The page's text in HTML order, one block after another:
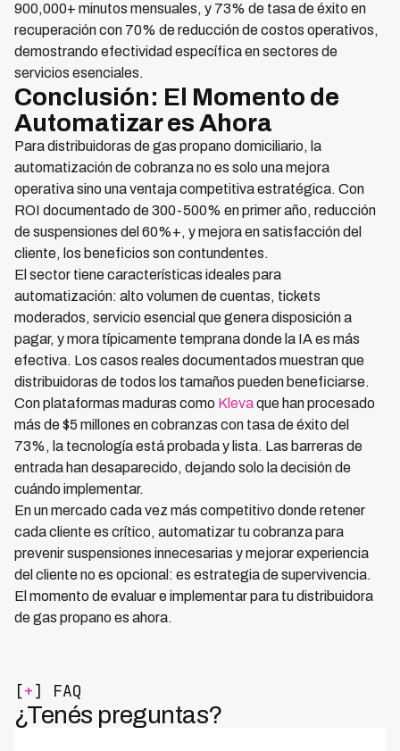
900,000+ minutos mensuales, y 73% de tasa de éxito en
recuperación con 70% de reducción de costos operativos,
demostrando efectividad específica en sectores de
servicios esenciales.
Conclusión: El Momento de
Automatizar es Ahora
Para distribuidoras de gas propano domiciliario, la
automatización de cobranza no es solo una mejora
operativa sino una ventaja competitiva estratégica. Con
ROI documentado de 300-500% en primer año, reducción
de suspensiones del 60%+, y mejora en satisfacción del
cliente, los beneficios son contundentes.
El sector tiene características ideales para
automatización: alto volumen de cuentas, tickets
moderados, servicio esencial que genera disposición a
pagar, y mora típicamente temprana donde la IA es más
efectiva. Los casos reales documentados muestran que
distribuidoras de todos los tamaños pueden beneficiarse.
Con plataformas maduras como Klevaque han procesado
más de $5 millones en cobranzas con tasa de éxito del
73%, la tecnología está probada y lista. Las barreras de
entrada han desaparecido, dejando solo la decisión de
cuándo implementar.
En un mercado cada vez más competitivo donde retener
cada cliente es crítico, automatizar tu cobranza para
prevenir suspensiones innecesarias y mejorar experiencia
del cliente no es opcional: es estrategia de supervivencia.
El momento de evaluar e implementar para tu distribuidora
de gas propano es ahora.
[+] FAQ
¿Tenés preguntas?